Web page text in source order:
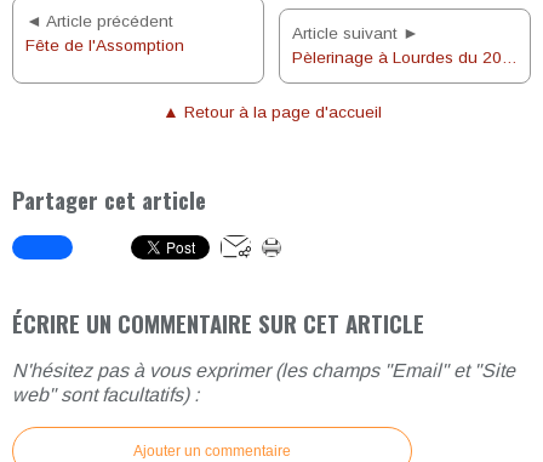
◄ Article précédent
Fête de l'Assomption
Article suivant ►
Pèlerinage à Lourdes du 20 au 25 août 2012
▲ Retour à la page d'accueil
Partager cet article
ÉCRIRE UN COMMENTAIRE SUR CET ARTICLE
N'hésitez pas à vous exprimer (les champs "Email" et "Site
web" sont facultatifs) :
Ajouter un commentaire